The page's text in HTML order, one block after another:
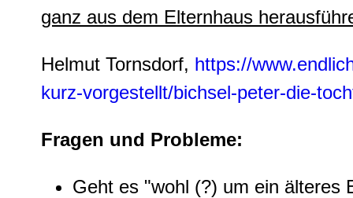
ganz aus dem Elternhaus
Helmut Tornsdorf, https://
kurz-vorgestellt/bichsel-peter-die-
Fragen und Probleme:
Geht es "wohl (?) um ein älteres